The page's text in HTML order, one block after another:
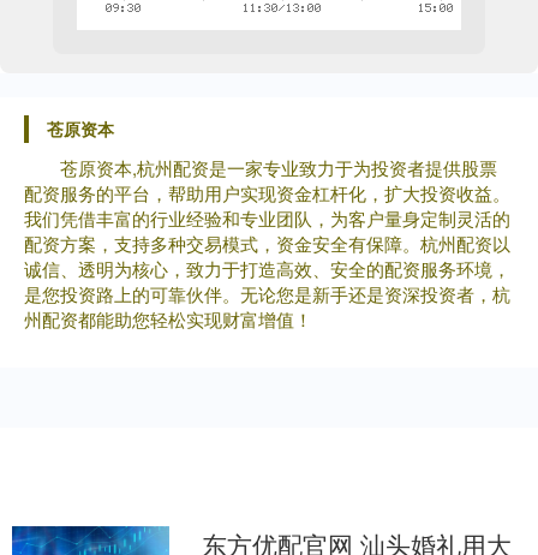
苍原资本
苍原资本,杭州配资是一家专业致力于为投资者提供股票
配资服务的平台，帮助用户实现资金杠杆化，扩大投资收益。
我们凭借丰富的行业经验和专业团队，为客户量身定制灵活的
配资方案，支持多种交易模式，资金安全有保障。杭州配资以
诚信、透明为核心，致力于打造高效、安全的配资服务环境，
是您投资路上的可靠伙伴。无论您是新手还是资深投资者，杭
州配资都能助您轻松实现财富增值！
东方优配官网 汕头婚礼用大